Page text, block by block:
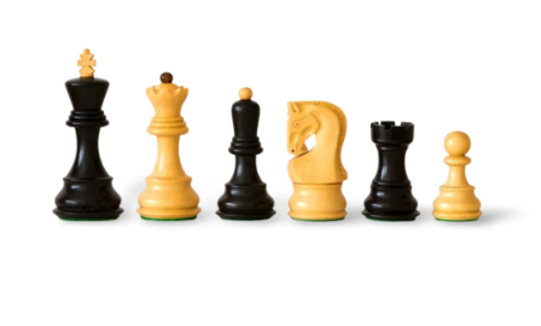
SCHACH ONLINE
SCHACH-MERCH
SCHACH GESCHENKE